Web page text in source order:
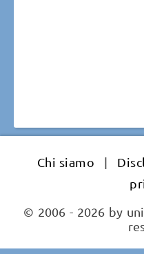
Chi siamo |
© 2006 - 2026 by